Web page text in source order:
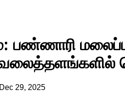
பண்ணாரி
Dec 29, 2025